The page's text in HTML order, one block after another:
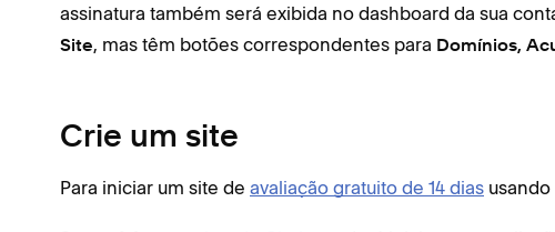
assinatura também será exibida no dashboard da sua
Site, mas têm botões correspondentes para Domínios,
Crie um site
Para iniciar um site de avaliação gratuito de 14 dias